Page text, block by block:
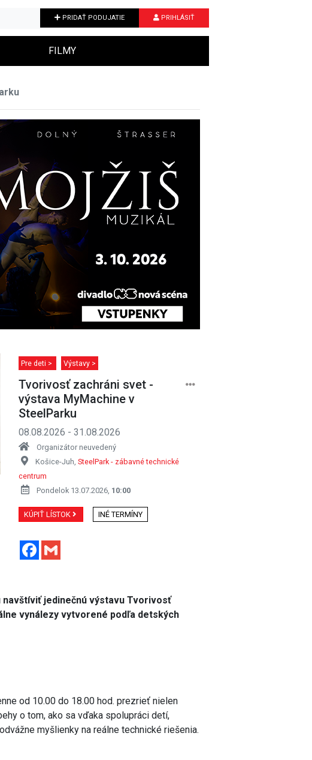
PRIDAŤ PODUJATIE PRIHLÁSIŤ
FILMY
Pre deti > Výstavy >
Tvorivosť zachráni svet -
výstava MyMachine v
SteelParku
08.08.2026 - 31.08.2026
Organizátor neuvedený
Košice-Juh, SteelPark - zábavné technické
centrum
Pondelok 13.07.2026, 10:00
KÚPIŤ LÍSTOK INÉ TERMÍNY
Facebook
navštíviť jedinečnú výstavu Tvorivosť
vynálezy vytvorené podľa detských
od 10.00 do 18.00 hod. prezrieť nielen
o tom, ako sa vďaka spolupráci detí,
myšlienky na reálne technické riešenia.